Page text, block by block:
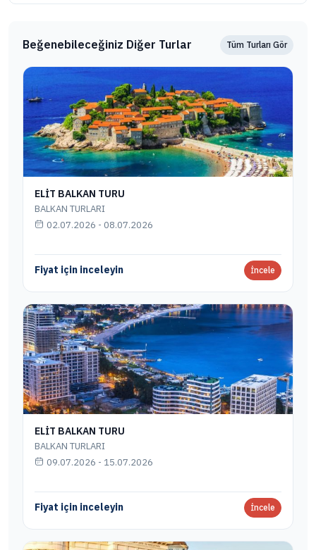
Beğenebileceğiniz Diğer Turlar Tüm Turları Gör
ELİT BALKAN TURU
BALKAN TURLARI
02.07.2026 - 08.07.2026
Fiyat için inceleyin İncele
ELİT BALKAN TURU
BALKAN TURLARI
09.07.2026 - 15.07.2026
Fiyat için inceleyin İncele